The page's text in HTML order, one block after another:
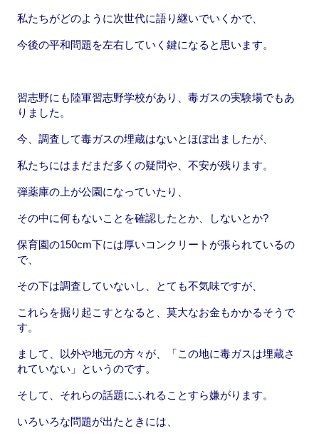
私たちがどのように次世代に語り継いでいくかで、
今後の平和問題を左右していく鍵になると思います。
習志野にも陸軍習志野学校があり、毒ガスの実験場でもあ
りました。
今、調査して毒ガスの埋蔵はないとほぼ出ましたが、
私たちにはまだまだ多くの疑問や、不安が残ります。
弾薬庫の上が公園になっていたり、
その中に何もないことを確認したとか、しないとか?
保育園の150cm下には厚いコンクリートが張られているの
で、
その下は調査していないし、とても不気味ですが、
これらを掘り起こすとなると、莫大なお金もかかるそうで
す。
まして、以外や地元の方々が、「この地に毒ガスは埋蔵さ
れていない」というのです。
そして、それらの話題にふれることすら嫌がります。
いろいろな問題が出たときには、